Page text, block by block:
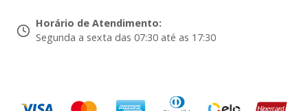
Horário de Atendimento:
Segunda a sexta das 07:30 até as 17:30